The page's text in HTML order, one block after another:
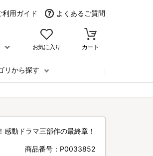
利用ガイド よくあるご質問
お気に入り カート
リから探す
感動ドラマ三部作の最終章！
商品番号： P0033852